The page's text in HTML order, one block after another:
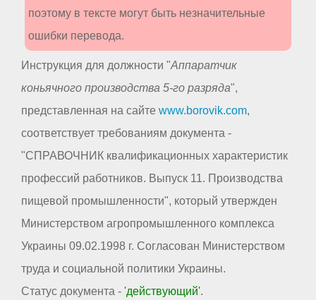
поэтому в тексте могут быть незначительные
ошибки перевода.
Инструкция для должности "Аппаратчик
коньячного производства 5-го разряда",
представленная на сайте www.borovik.com,
соответствует требованиям документа -
"СПРАВОЧНИК квалификационных характеристик
профессий работников. Выпуск 11. Производства
пищевой промышленности", который утвержден
Министерством агропромышленного комплекса
Украины 09.02.1998 г. Согласован Министерством
труда и социальной политики Украины.
Статус документа - 'действующий'.